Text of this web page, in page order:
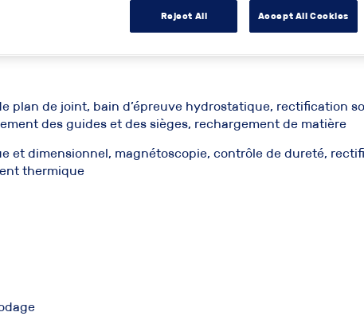
réparations suivantes sur votre voiture de collection :
plan de joint, bain d’épreuve hydrostatique, rectification
des guides et des sièges, rechargement de matière
et dimensionnel, magnétoscopie, contrôle de dureté,
thermique
Reject All Accept All Cookies